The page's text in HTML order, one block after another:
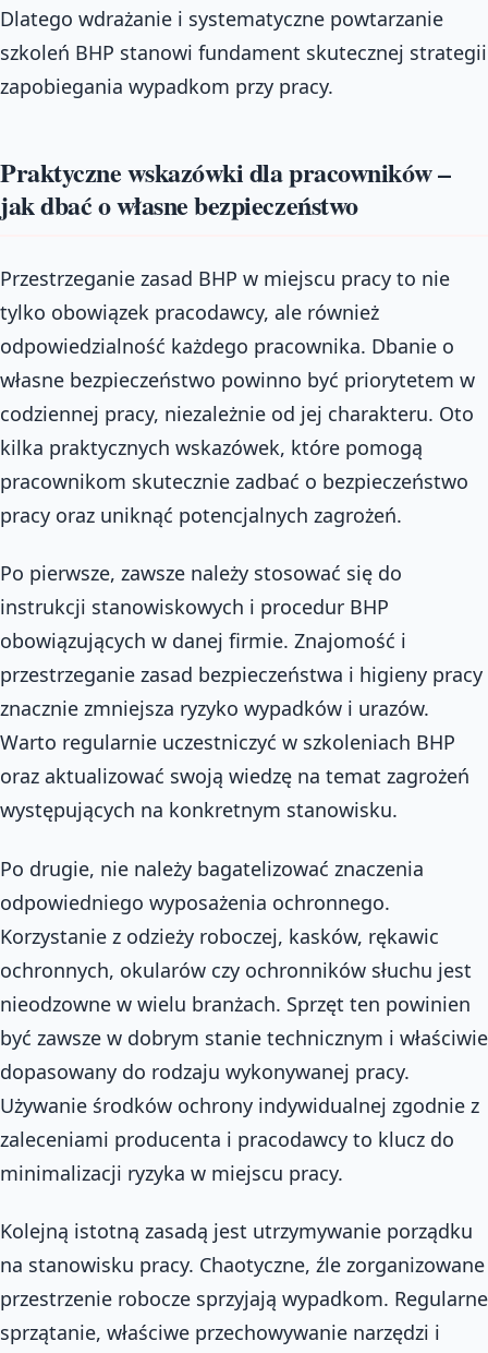
Dlatego wdrażanie i systematyczne powtarzanie
szkoleń BHP stanowi fundament skutecznej strategii
zapobiegania wypadkom przy pracy.
Praktyczne wskazówki dla pracowników –
jak dbać o własne bezpieczeństwo
Przestrzeganie zasad BHP w miejscu pracy to nie
tylko obowiązek pracodawcy, ale również
odpowiedzialność każdego pracownika. Dbanie o
własne bezpieczeństwo powinno być priorytetem w
codziennej pracy, niezależnie od jej charakteru. Oto
kilka praktycznych wskazówek, które pomogą
pracownikom skutecznie zadbać o bezpieczeństwo
pracy oraz uniknąć potencjalnych zagrożeń.
Po pierwsze, zawsze należy stosować się do
instrukcji stanowiskowych i procedur BHP
obowiązujących w danej firmie. Znajomość i
przestrzeganie zasad bezpieczeństwa i higieny pracy
znacznie zmniejsza ryzyko wypadków i urazów.
Warto regularnie uczestniczyć w szkoleniach BHP
oraz aktualizować swoją wiedzę na temat zagrożeń
występujących na konkretnym stanowisku.
Po drugie, nie należy bagatelizować znaczenia
odpowiedniego wyposażenia ochronnego.
Korzystanie z odzieży roboczej, kasków, rękawic
ochronnych, okularów czy ochronników słuchu jest
nieodzowne w wielu branżach. Sprzęt ten powinien
być zawsze w dobrym stanie technicznym i właściwie
dopasowany do rodzaju wykonywanej pracy.
Używanie środków ochrony indywidualnej zgodnie z
zaleceniami producenta i pracodawcy to klucz do
minimalizacji ryzyka w miejscu pracy.
Kolejną istotną zasadą jest utrzymywanie porządku
na stanowisku pracy. Chaotyczne, źle zorganizowane
przestrzenie robocze sprzyjają wypadkom. Regularne
sprzątanie, właściwe przechowywanie narzędzi i